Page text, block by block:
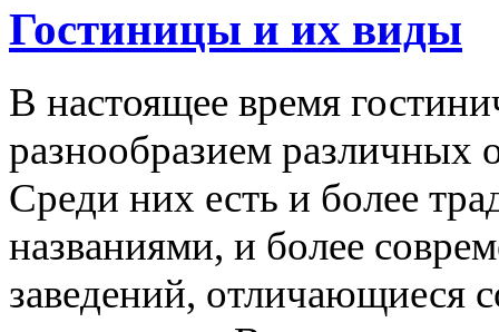
Гостиницы и их виды
В настоящее время
разнообразием различных
Среди них есть и более
названиями, и более
заведений, отличающиеся